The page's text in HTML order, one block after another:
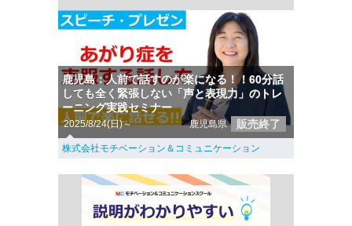
鹿児島：人前で話すのが楽になる！！60分話
しても全く緊張しない「声と表現力」のトレ
ーニング実践セミナー
2025/8/24(日)～ 鹿児島県 販売終了
株式会社モチベーション＆コミュニケーション